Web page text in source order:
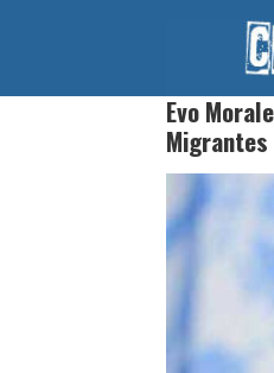
Cat 5
Evo
Migrantes